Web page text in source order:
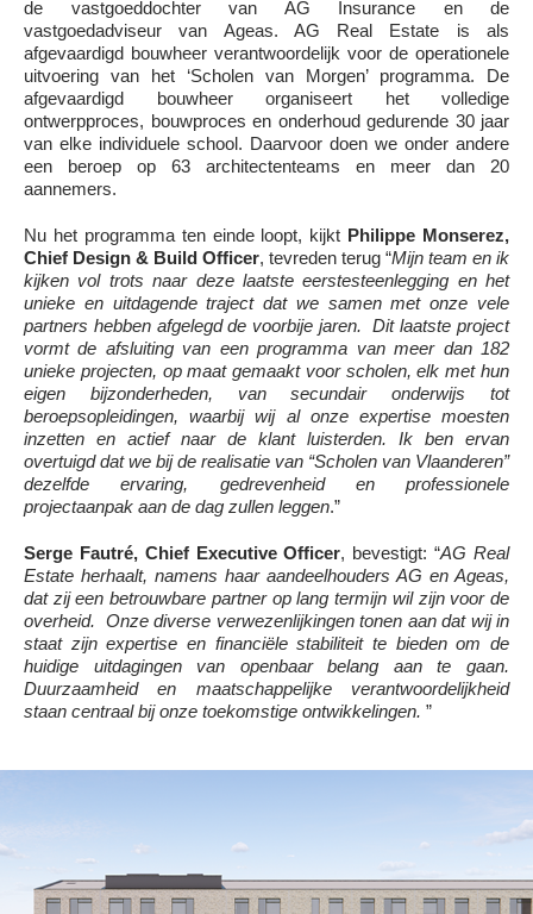
de vastgoeddochter van AG Insurance en de
vastgoedadviseur van Ageas. AG Real Estate is als
afgevaardigd bouwheer verantwoordelijk voor de operationele
uitvoering van het ‘Scholen van Morgen’ programma. De
afgevaardigd bouwheer organiseert het volledige
ontwerpproces, bouwproces en onderhoud gedurende 30 jaar
van elke individuele school. Daarvoor doen we onder andere
een beroep op 63 architectenteams en meer dan 20
aannemers.
Nu het programma ten einde loopt, kijkt Philippe Monserez,
Chief Design & Build Officer, tevreden terug “Mijn team en ik
kijken vol trots naar deze laatste eerstesteenlegging en het
unieke en uitdagende traject dat we samen met onze vele
partners hebben afgelegd de voorbije jaren. Dit laatste project
vormt de afsluiting van een programma van meer dan 182
unieke projecten, op maat gemaakt voor scholen, elk met hun
eigen bijzonderheden, van secundair onderwijs tot
beroepsopleidingen, waarbij wij al onze expertise moesten
inzetten en actief naar de klant luisterden. Ik ben ervan
overtuigd dat we bij de realisatie van “Scholen van Vlaanderen”
dezelfde ervaring, gedrevenheid en professionele
projectaanpak aan de dag zullen leggen.”
Serge Fautré, Chief Executive Officer, bevestigt: “AG Real
Estate herhaalt, namens haar aandeelhouders AG en Ageas,
dat zij een betrouwbare partner op lang termijn wil zijn voor de
overheid. Onze diverse verwezenlijkingen tonen aan dat wij in
staat zijn expertise en financiële stabiliteit te bieden om de
huidige uitdagingen van openbaar belang aan te gaan.
Duurzaamheid en maatschappelijke verantwoordelijkheid
staan centraal bij onze toekomstige ontwikkelingen. ”